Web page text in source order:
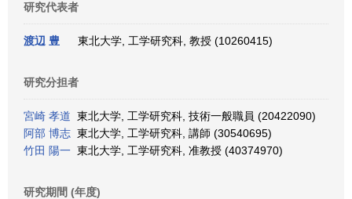
研究代表者
渡辺 豊 東北大学, 工学研究科, 教授 (10260415)
研究分担者
宮崎 孝道 東北大学, 工学研究科, 技術一般職員 (20422090)
阿部 博志 東北大学, 工学研究科, 講師 (30540695)
竹田 陽一 東北大学, 工学研究科, 准教授 (40374970)
研究期間 (年度)